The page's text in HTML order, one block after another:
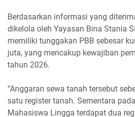
Berdasarkan informasi yang
dikelola oleh Yayasan Bina Stania
memiliki tunggakan PBB sebesar
juta, yang mencakup kewajiban
tahun 2026.
“Anggaran sewa tanah tersebut
satu register tanah. Sementara
Mahasiswa Lingga terdapat dua